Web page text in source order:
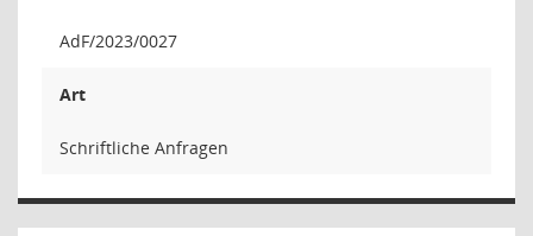
AdF/2023/0027
Art
Schriftliche Anfragen